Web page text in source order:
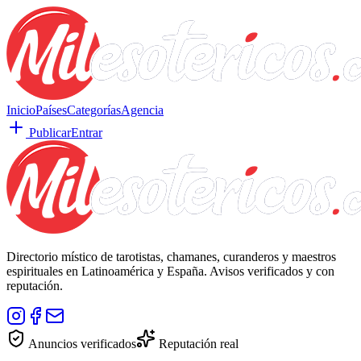
InicioPaísesCategoríasAgencia
PublicarEntrar
Directorio místico de tarotistas, chamanes, curanderos y maestros
espirituales en Latinoamérica y España. Avisos verificados y con
reputación.
Anuncios verificados Reputación real